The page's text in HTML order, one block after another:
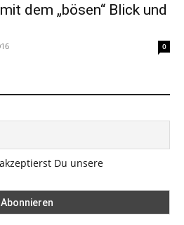
dem „bösen“ Blick und
0
Du unsere